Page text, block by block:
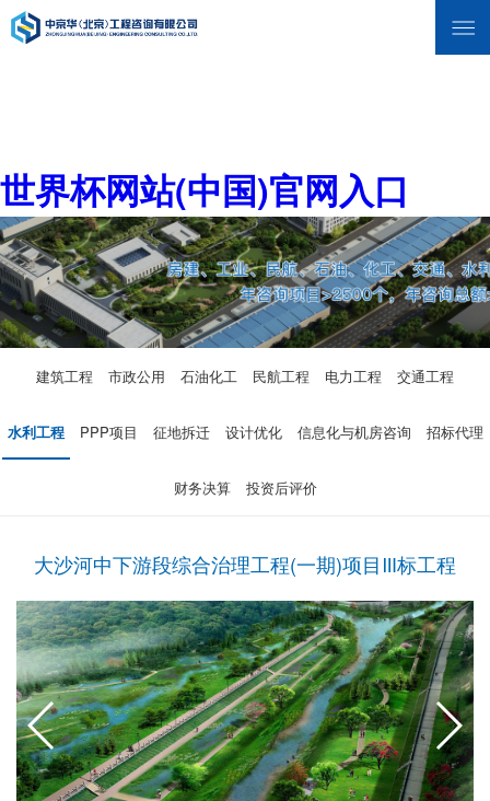
世界杯网站(中国)官网入口
建筑工程 市政公用 石油化工 民航工程 电力工程 交通工程
水利工程 PPP项目 征地拆迁 设计优化 信息化与机房咨询 招标代理
财务决算 投资后评价
大沙河中下游段综合治理工程(一期)项目Ⅲ标工程